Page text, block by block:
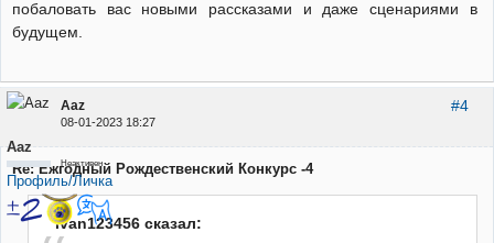
побаловать вас новыми рассказами и даже сценариями в
будущем.
#4
Aaz
08-01-2023 18:27
Aaz
Неактивен
Профиль/Личка
Re: Ежгодный Рождественский Конкурс -4
ivan123456 сказал: